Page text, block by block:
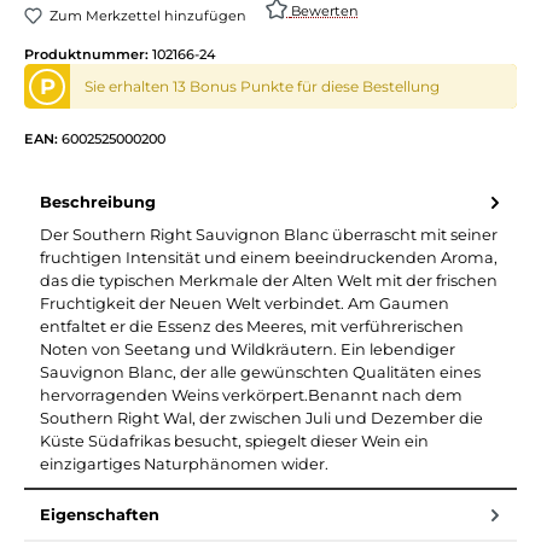
Zum Merkzettel hinzufügen Bewerten
Produktnummer: 102166-24
P Sie erhalten 13 Bonus Punkte für diese Bestellung
EAN: 6002525000200
Beschreibung
Der Southern Right Sauvignon Blanc überrascht mit seiner
fruchtigen Intensität und einem beeindruckenden Aroma,
das die typischen Merkmale der Alten Welt mit der frischen
Fruchtigkeit der Neuen Welt verbindet. Am Gaumen
entfaltet er die Essenz des Meeres, mit verführerischen
Noten von Seetang und Wildkräutern. Ein lebendiger
Sauvignon Blanc, der alle gewünschten Qualitäten eines
hervorragenden Weins verkörpert.Benannt nach dem
Southern Right Wal, der zwischen Juli und Dezember die
Küste Südafrikas besucht, spiegelt dieser Wein ein
einzigartiges Naturphänomen wider.
Eigenschaften